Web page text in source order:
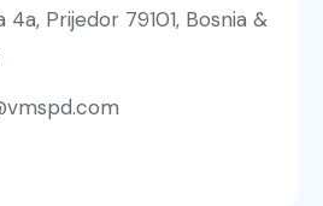
4a, Prijedor 79101, Bosnia &